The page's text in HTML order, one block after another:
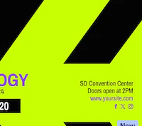
de IA
de
de vídeos
voz
de stock
Academy
Documentação
Atendimento
Termos e
Política de
privacidade